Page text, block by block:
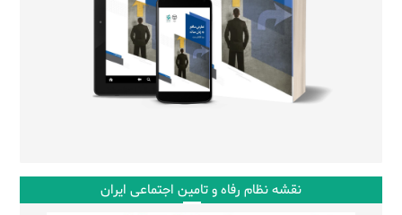
نقشه نظام رفاه و تامین اجتماعی ایران